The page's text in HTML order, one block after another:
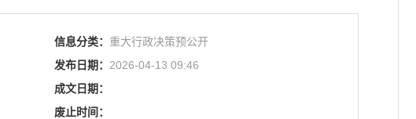
信息分类： 重大行政决策预公开
发布日期： 2026-04-13 09:46
成文日期：
废止时间：